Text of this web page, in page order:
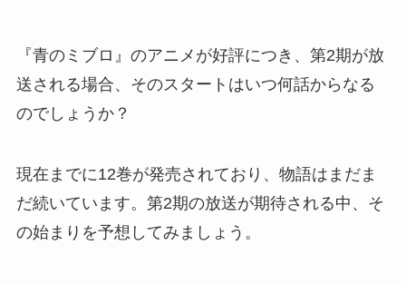
『青のミブロ』のアニメが好評につき、第2期が放
送される場合、そのスタートはいつ何話からなる
のでしょうか？
現在までに12巻が発売されており、物語はまだま
だ続いています。第2期の放送が期待される中、そ
の始まりを予想してみましょう。